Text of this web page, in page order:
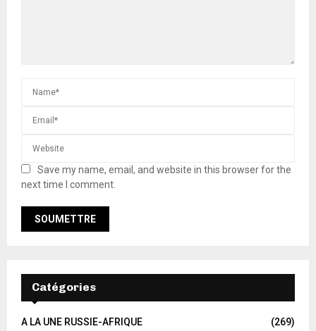
Save my name, email, and website in this browser for the
next time I comment.
Catégories
A LA UNE RUSSIE-AFRIQUE
(269)